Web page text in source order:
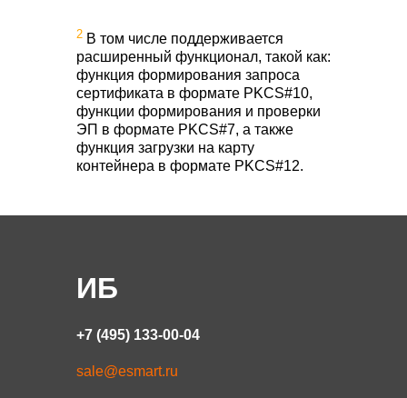
2 В том числе поддерживается
расширенный функционал, такой как:
функция формирования запроса
сертификата в формате PKCS#10,
функции формирования и проверки
ЭП в формате PKCS#7, а также
функция загрузки на карту
контейнера в формате PKCS#12.
ИБ
sale@esmart.ru
+7 (495) 133-00-04